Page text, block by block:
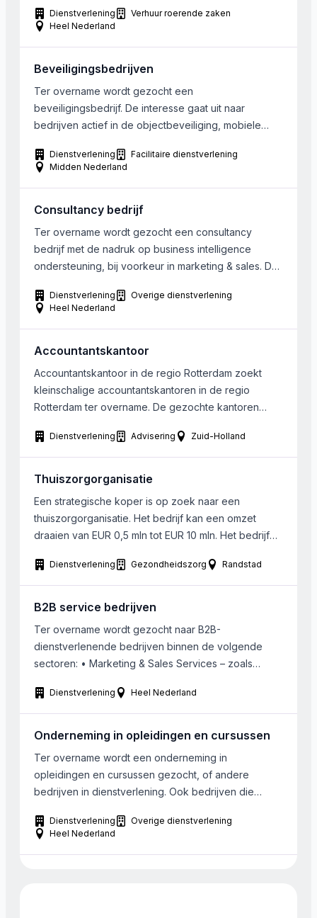
EBITDA van rond de 3.800.000 Euro. Het bedrijf is
verplaatsbaar. De onderneming richt zich met name
Dienstverlening
Verhuur roerende zaken
Heel Nederland
Beveiligingsbedrijven
Ter overname wordt gezocht een
beveiligingsbedrijf. De interesse gaat uit naar
bedrijven actief in de objectbeveiliging, mobiele
receptiediensten, evenementbeveiliging en
gerelateerde activiteiten. De omzet dient minimaal
in de regio Randstad of Midden Nederland.
Dienstverlening
Facilitaire dienstverlening
Midden Nederland
Consultancy bedrijf
Ter overname wordt gezocht een consultancy
bedrijf met de nadruk op business intelligence
ondersteuning, bij voorkeur in marketing & sales. De
medewerkers. Eigen financiële middelen zijn
aanwezig.
Dienstverlening
Overige dienstverlening
Heel Nederland
Accountantskantoor
Accountantskantoor in de regio Rotterdam zoekt
kleinschalige accountantskantoren in de regio
Rotterdam ter overname. De gezochte kantoren
samenstelwerkzaamheden. De gezochte kantoren
hebben maximaal 15 medewerkers in dienst.
Dienstverlening Advisering Zuid-Holland
Thuiszorgorganisatie
Een strategische koper is op zoek naar een
thuiszorgorganisatie. Het bedrijf kan een omzet
draaien van EUR 0,5 mln tot EUR 10 mln. Het bedrijf
Toelating WTZi • Zorgcontract met zorgkantoor in
het kader van de AWBZ • Cliëntenraad • Mag HKZ
keurmerken (zie www.hkz.nl) of […]
Dienstverlening Gezondheidszorg Randstad
B2B service bedrijven
Ter overname wordt gezocht naar B2B-
dienstverlenende bedrijven binnen de volgende
sectoren: • Marketing & Sales Services – zoals
agencies en B2B-consultancies die bedrijven helpen
bij commerciële groei. • Business Services &
Consulting – bedrijven die operationele en
adviesbureaus en compliance-dienstverleners. •
Financial & Professional Services – waaronder
accountancykantoren, […]
Dienstverlening Heel Nederland
Onderneming in opleidingen en cursussen
Ter overname wordt een onderneming in
opleidingen en cursussen gezocht, of andere
bedrijven in dienstverlening. Ook bedrijven die
woord kunnen interessant zijn. Het gezochte bedrijf
is gevestigd ten zuiden van Utrecht.
Dienstverlening
Overige dienstverlening
Heel Nederland